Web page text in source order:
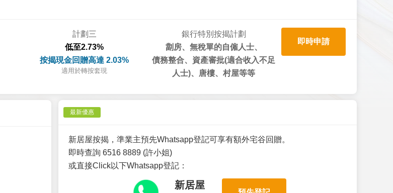
計劃三
低至2.73%
按揭現金回贈高達 2.03%
適用於轉按套現
銀行特別按揭計劃
劏房、無稅單的自僱人士、
債務整合、資產審批(適合收入不足
人士)、唐樓、村屋等等
即時申請
最新優惠
新居屋按揭，準業主預先Whatsapp登記可享有額外宅谷回贈。
即時查詢 6516 8889 (許小姐)
或直接Click以下Whatsapp登記：
新居屋